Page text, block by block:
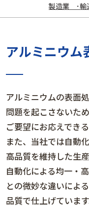
製造業 ･輸
アルミニウム
アルミニウムの表面
問題を起こさないた
ご要望にお応えでき
また、当社では自動
高品質を維持した生
自動化による均一・
との微妙な違いによ
品質で仕上げています